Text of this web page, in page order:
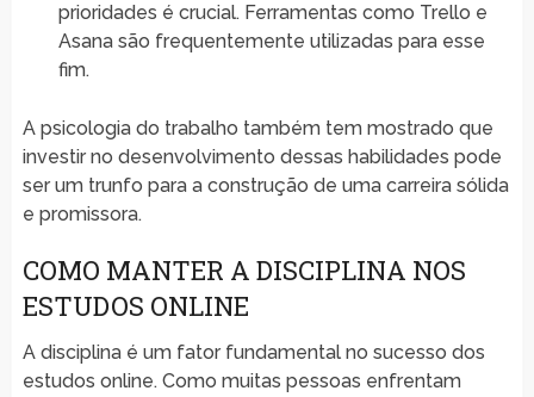
prioridades é crucial. Ferramentas como Trello e
Asana são frequentemente utilizadas para esse
fim.
A psicologia do trabalho também tem mostrado que
investir no desenvolvimento dessas habilidades pode
ser um trunfo para a construção de uma carreira sólida
e promissora.
COMO MANTER A DISCIPLINA NOS
ESTUDOS ONLINE
A disciplina é um fator fundamental no sucesso dos
estudos online. Como muitas pessoas enfrentam